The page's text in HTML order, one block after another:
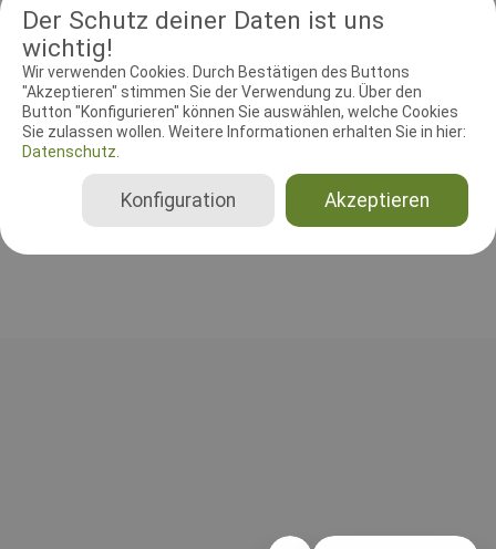
Der Schutz deiner Daten ist uns
wichtig!
Wir verwenden Cookies. Durch Bestätigen des Buttons
"Akzeptieren" stimmen Sie der Verwendung zu. Über den
Button "Konfigurieren" können Sie auswählen, welche Cookies
Sie zulassen wollen. Weitere Informationen erhalten Sie in hier:
Datenschutz.
Akzeptieren
Konfiguration
RICHTER UND HELFER
Leistungsrichter
Deutschland
Gesamt